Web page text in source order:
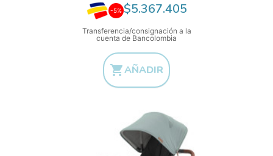
-5% $5.367.405
Transferencia/consignación a la
cuenta de Bancolombia
AÑADIR